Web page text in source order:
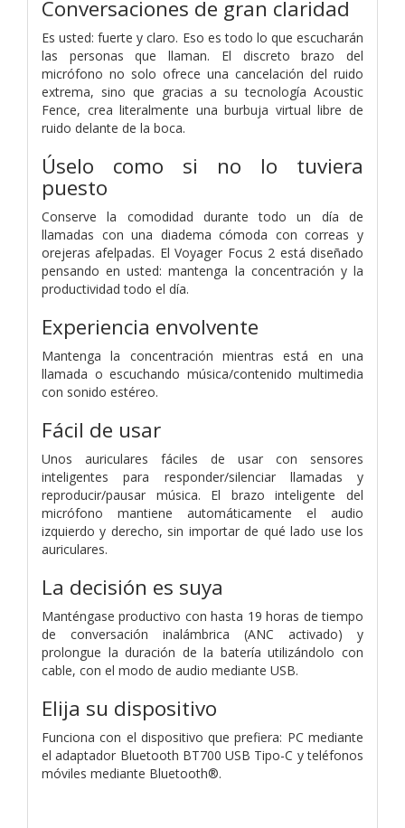
Conversaciones de gran claridad
Es usted: fuerte y claro. Eso es todo lo que escucharán
las personas que llaman. El discreto brazo del
micrófono no solo ofrece una cancelación del ruido
extrema, sino que gracias a su tecnología Acoustic
Fence, crea literalmente una burbuja virtual libre de
ruido delante de la boca.
Úselo como si no lo tuviera
puesto
Conserve la comodidad durante todo un día de
llamadas con una diadema cómoda con correas y
orejeras afelpadas. El Voyager Focus 2 está diseñado
pensando en usted: mantenga la concentración y la
productividad todo el día.
Experiencia envolvente
Mantenga la concentración mientras está en una
llamada o escuchando música/contenido multimedia
con sonido estéreo.
Fácil de usar
Unos auriculares fáciles de usar con sensores
inteligentes para responder/silenciar llamadas y
reproducir/pausar música. El brazo inteligente del
micrófono mantiene automáticamente el audio
izquierdo y derecho, sin importar de qué lado use los
auriculares.
La decisión es suya
Manténgase productivo con hasta 19 horas de tiempo
de conversación inalámbrica (ANC activado) y
prolongue la duración de la batería utilizándolo con
cable, con el modo de audio mediante USB.
Elija su dispositivo
Funciona con el dispositivo que prefiera: PC mediante
el adaptador Bluetooth BT700 USB Tipo-C y teléfonos
móviles mediante Bluetooth®.